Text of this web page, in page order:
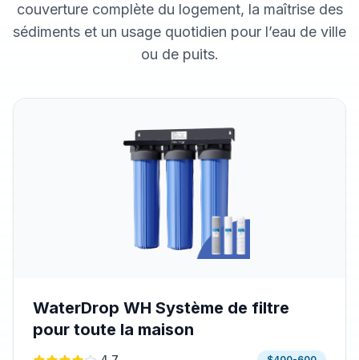
couverture complète du logement, la maîtrise des
sédiments et un usage quotidien pour l’eau de ville
ou de puits.
WaterDrop WH Système de filtre
pour toute la maison